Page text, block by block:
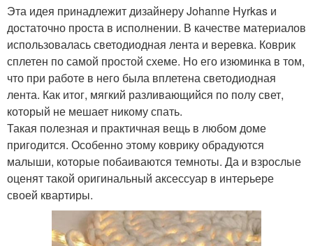
Эта идея принадлежит дизайнеру Johanne Hyrkas и
достаточно проста в исполнении. В качестве материалов
использовалась светодиодная лента и веревка. Коврик
сплетен по самой простой схеме. Но его изюминка в том,
что при работе в него была вплетена светодиодная
лента. Как итог, мягкий разливающийся по полу свет,
который не мешает никому спать.
Такая полезная и практичная вещь в любом доме
пригодится. Особенно этому коврику обрадуются
малыши, которые побаиваются темноты. Да и взрослые
оценят такой оригинальный аксессуар в интерьере
своей квартиры.